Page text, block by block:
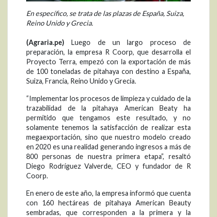
En específico, se trata de las plazas de España, Suiza,
Reino Unido y Grecia.
(Agraria.pe) Luego de un largo proceso de
preparación, la empresa R Coorp, que desarrolla el
Proyecto Terra, empezó con la exportación de más
de 100 toneladas de pitahaya con destino a España,
Suiza, Francia, Reino Unido y Grecia.
“Implementar los procesos de limpieza y cuidado de la
trazabilidad de la pitahaya American Beaty ha
permitido que tengamos este resultado, y no
solamente tenemos la satisfacción de realizar esta
megaexportación, sino que nuestro modelo creado
en 2020 es una realidad generando ingresos a más de
800 personas de nuestra primera etapa”, resaltó
Diego Rodríguez Valverde, CEO y fundador de R
Coorp.
En enero de este año, la empresa informó que cuenta
con 160 hectáreas de pitahaya American Beauty
sembradas, que corresponden a la primera y la